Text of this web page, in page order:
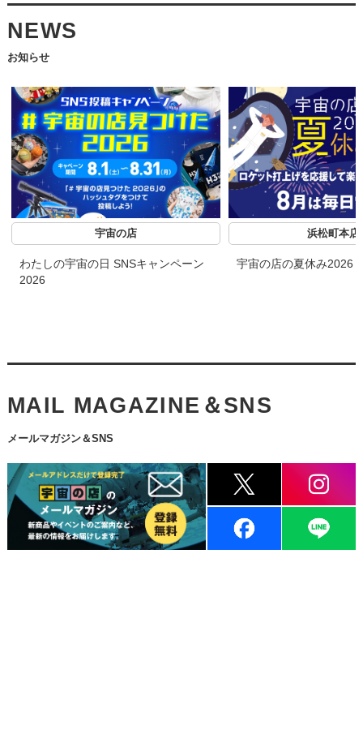
NEWS
お知らせ
宇宙の店
わたしの宇宙の日 SNSキャンペーン
2026
浜松町本店
宇宙の店の夏休み2026
MAIL MAGAZINE＆SNS
メールマガジン＆SNS